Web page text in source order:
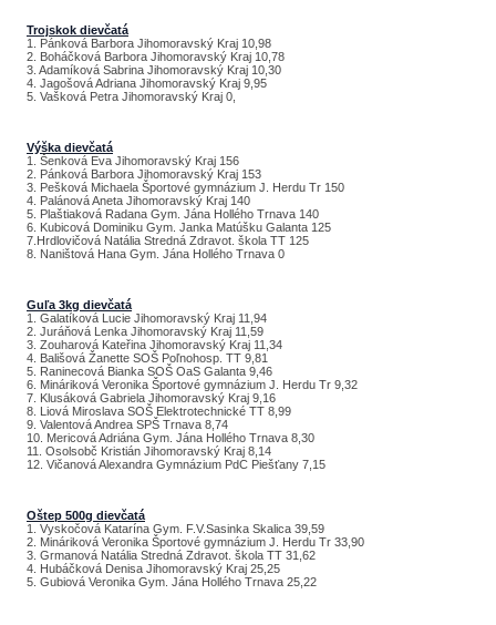
Trojskok dievčatá
1. Pánková Barbora Jihomoravský Kraj 10,98
2. Boháčková Barbora Jihomoravský Kraj 10,78
3. Adamíková Sabrina Jihomoravský Kraj 10,30
4. Jagošová Adriana Jihomoravský Kraj 9,95
5. Vašková Petra Jihomoravský Kraj 0,
Výška dievčatá
1. Šenková Eva Jihomoravský Kraj 156
2. Pánková Barbora Jihomoravský Kraj 153
3. Pešková Michaela Športové gymnázium J. Herdu Tr 150
4. Palánová Aneta Jihomoravský Kraj 140
5. Plaštiaková Radana Gym. Jána Hollého Trnava 140
6. Kubicová Dominiku Gym. Janka Matúšku Galanta 125
7.Hrdlovičová Natália Stredná Zdravot. škola TT 125
8. Naništová Hana Gym. Jána Hollého Trnava 0
Guľa 3kg dievčatá
1. Galatíková Lucie Jihomoravský Kraj 11,94
2. Juráňová Lenka Jihomoravský Kraj 11,59
3. Zouharová Kateřina Jihomoravský Kraj 11,34
4. Bališová Žanette SOŠ Poľnohosp. TT 9,81
5. Raninecová Bianka SOŠ OaS Galanta 9,46
6. Mináriková Veronika Športové gymnázium J. Herdu Tr 9,32
7. Klusáková Gabriela Jihomoravský Kraj 9,16
8. Liová Miroslava SOŠ Elektrotechnické TT 8,99
9. Valentová Andrea SPŠ Trnava 8,74
10. Mericová Adriána Gym. Jána Hollého Trnava 8,30
11. Osolsobč Kristián Jihomoravský Kraj 8,14
12. Vičanová Alexandra Gymnázium PdC Piešťany 7,15
Oštep 500g dievčatá
1. Vyskočová Katarína Gym. F.V.Sasinka Skalica 39,59
2. Mináriková Veronika Športové gymnázium J. Herdu Tr 33,90
3. Grmanová Natália Stredná Zdravot. škola TT 31,62
4. Hubáčková Denisa Jihomoravský Kraj 25,25
5. Gubiová Veronika Gym. Jána Hollého Trnava 25,22